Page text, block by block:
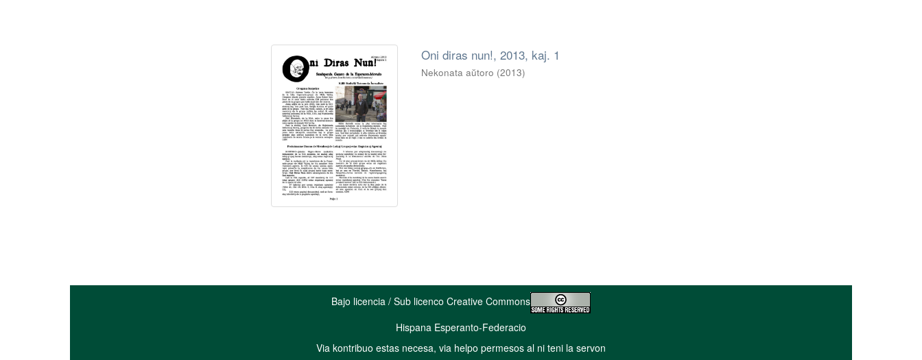
Oni diras nun!, 2013, kaj. 1
Nekonata aŭtoro (2013)
Bajo licencia / Sub licenco Creative Commons
Hispana Esperanto-Federacio
Via kontribuo estas necesa, via helpo permesos al ni teni la servon